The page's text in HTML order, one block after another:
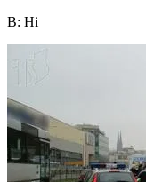
B: Ні